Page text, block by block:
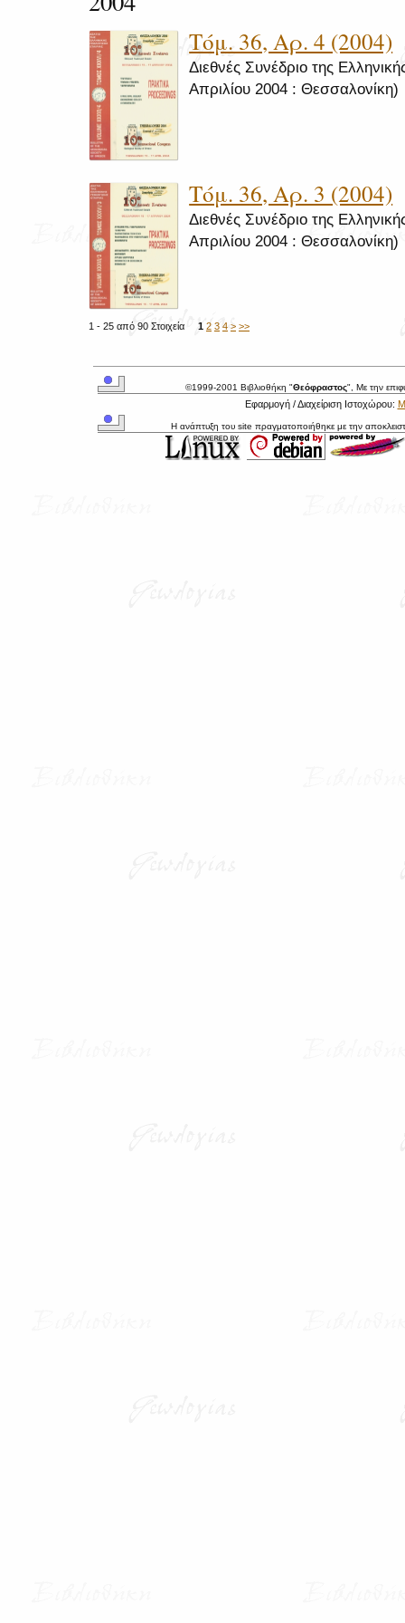
Τόμ. 36, Αρ. 4 (2004)
Διεθνές Συνέδριο της
Απριλίου 2004 : Θεσσαλονίκη)
Τόμ. 36, Αρ. 3 (2004)
Διεθνές Συνέδριο της
Απριλίου 2004 : Θεσσαλονίκη)
1 - 25 από 90 Στοιχεία 1 2 3 4 > >>
©1999-2001 Βιβλιοθήκη "Θεόφραστος", Με την
Εφαρμογή / Διαχείριση Ιστοχώρου:
Η ανάπτυξη του site πραγματοποιήθηκε με την